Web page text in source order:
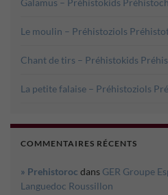
Le moulin – Préhistoziols
Chant de tirs – Préhistokids
La petite falaise – Préhistoziols
COMMENTAIRES RÉCENTS
» Prehistoroc dans GER Groupe
Languedoc Roussillon